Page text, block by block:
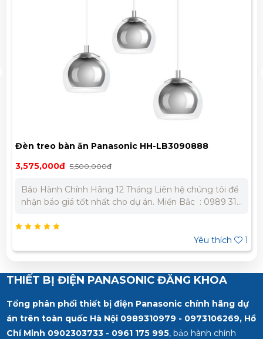
Đèn treo bàn ăn Panasonic HH-LB3090888
3,575,000đ 5,500,000đ
Bảo Hành Chính Hãng 12 Tháng Liên hệ chúng tôi để
nhận báo giá tốt nhất cho dự án. Miền Bắc : 0989 310
332 980
Yêu thích
1
THIẾT BỊ ĐIỆN PANASONIC ĐĂNG KHOA
Tổng phân phối thiết bị điện Panasonic chính hãng dự
án trên toàn quốc Hà Nội 0989310979 - 0973106269, Hồ
Chí Minh 0902303733 - 0961 175 995, bảo hành chính